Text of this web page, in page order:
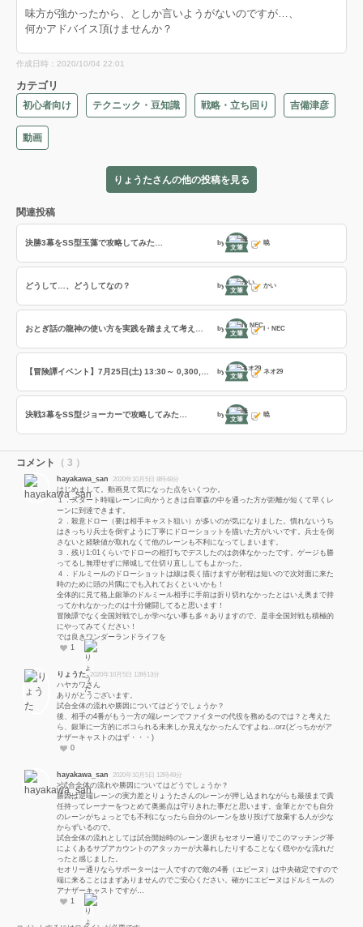
味方が強かったから、としか言いようがないのですが…、
何かアドバイス頂けませんか？
作成日時：2020/10/04 22:01
カテゴリ
初心者向け テクニック・豆知識 戦略・立ち回り 吉備津彦
動画
りょうたさんの他の投稿を見る
関連投稿
決勝3幕をSS型玉藻で攻略してみた… by
文筆
暁
どうして…、どうしてなの？ by
文筆
かい
by
文筆
I・NEC
by
文筆
ネオ29
決戦3幕をSS型ジョーカーで攻略してみた… by
文筆
暁
コメント （ 3 ）
hayakawa_san 2020年10月5日 8時48分
はじめまして。動画見て気になった点をいくつか。
１．スタート時端レーンに向かうときは自軍森の中を通った方が距離が短くて早くレ
ーンに到達できます。
２．殺意ドロー（要は相手キャスト狙い）が多いのが気になりました。慣れないうち
はきっちり兵士を倒すように丁寧にドローショットを描いた方がいいです。兵士を倒
さないと経験値が取れなくて他のレーンも不利になってしまいます。
３．残り1:01くらいでドローの相打ちでデスしたのは勿体なかったです。ゲージも勝
ってるし無理せずに帰城して仕切り直ししてもよかった。
４．ドルミールのドローショットは線は長く描けますが射程は短いので次対面に来た
時のために頭の片隅にでも入れておくといいかも！
全体的に見て格上銀筆のドルミール相手に手前は折り切れなかったとはいえ奥まで持
ってかれなかったのは十分健闘してると思います！
冒険譚でなく全国対戦でしか学べない事も多々ありますので、是非全国対戦も積極的
にやってみてください！
では良きワンダーランドライフを
1
りょうた 2020年10月5日 12時13分
ハヤカワさん
ありがとうございます。
試合全体の流れや勝因についてはどうでしょうか？
後、相手の4番がもう一方の端レーンでファイターの代役を務めるのでは？と考えた
ら、銀筆に一方的にボコられる未来しか見えなかったんですよね…orz(どっちかがア
ナザーキャストのはず・・・)
0
hayakawa_san 2020年10月5日 12時49分
>試合全体の流れや勝因についてはどうでしょうか？
勝因は逆端レーンの実力差とりょうたさんのレーンが押し込まれながらも最後まで責
任持ってレーナーをつとめて奥拠点は守りきれた事だと思います。金筆とかでも自分
のレーンがちょっとでも不利になったら自分のレーンを放り投げて放棄する人が少な
からずいるので。
試合全体の流れとしては試合開始時のレーン選択もセオリー通りでこのマッチング帯
によくあるサブアカウントのアタッカーが大暴れしたりすることなく穏やかな流れだ
ったと感じました。
セオリー通りならサポーターは一人ですので敵の4番（エピーヌ）は中央確定ですので
端に来ることはまずありませんのでご安心ください。確かにエピーヌはドルミールの
アナザーキャストですが…
1